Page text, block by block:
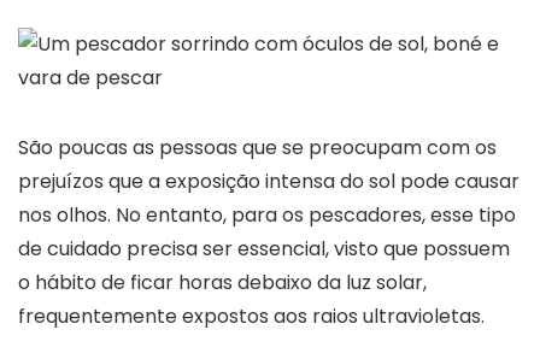
São poucas as pessoas que se preocupam com os
prejuízos que a exposição intensa do sol pode causar
nos olhos. No entanto, para os pescadores, esse tipo
de cuidado precisa ser essencial, visto que possuem
o hábito de ficar horas debaixo da luz solar,
frequentemente expostos aos raios ultravioletas.